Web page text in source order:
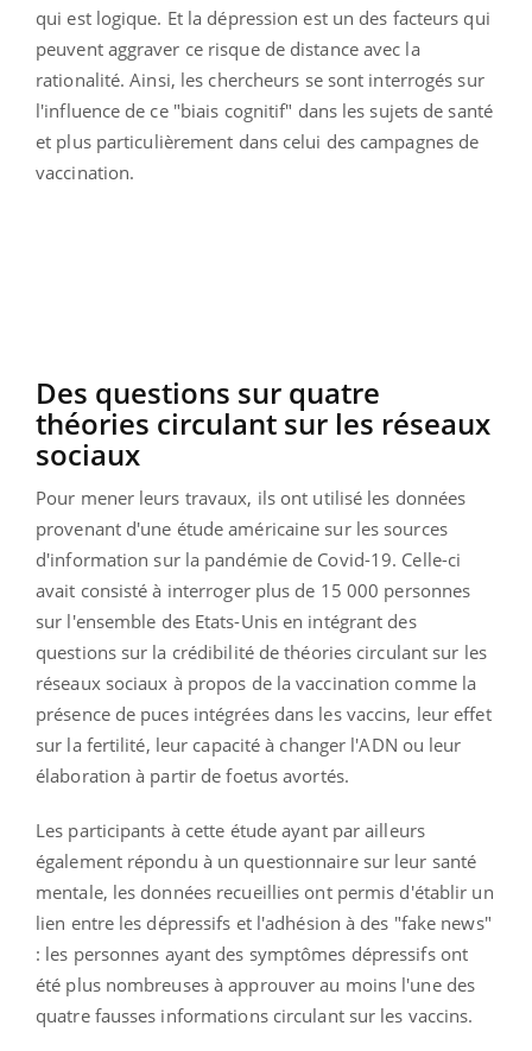
qui est logique. Et la dépression est un des facteurs qui
peuvent aggraver ce risque de distance avec la
rationalité. Ainsi, les chercheurs se sont interrogés sur
l'influence de ce "biais cognitif" dans les sujets de santé
et plus particulièrement dans celui des campagnes de
vaccination.
Des questions sur quatre
théories circulant sur les réseaux
sociaux
Pour mener leurs travaux, ils ont utilisé les données
provenant d'une étude américaine sur les sources
d'information sur la pandémie de Covid-19. Celle-ci
avait consisté à interroger plus de 15 000 personnes
sur l'ensemble des Etats-Unis en intégrant des
questions sur la crédibilité de théories circulant sur les
réseaux sociaux à propos de la vaccination comme la
présence de puces intégrées dans les vaccins, leur effet
sur la fertilité, leur capacité à changer l'ADN ou leur
élaboration à partir de foetus avortés.
Les participants à cette étude ayant par ailleurs
également répondu à un questionnaire sur leur santé
mentale, les données recueillies ont permis d'établir un
lien entre les dépressifs et l'adhésion à des "fake news"
: les personnes ayant des symptômes dépressifs ont
été plus nombreuses à approuver au moins l'une des
quatre fausses informations circulant sur les vaccins.